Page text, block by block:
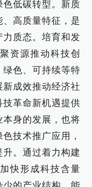
色低碳转型。新质
高质量特征，是
质态。培育和发
资源推动科技创
绿色、可持续等特
成效推动经济社
革命新机遇提供
身的发展，也将
技术推广应用，
。通过着力构建
快形成科技含量